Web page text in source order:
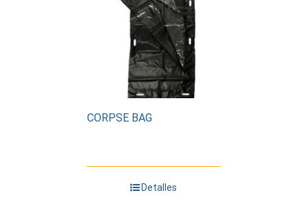
CORPSE BAG
Detalles